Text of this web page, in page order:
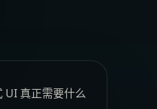
UI 真正需要什么